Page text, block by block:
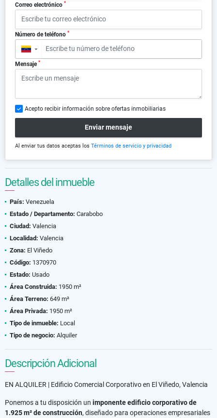
Correo electrónico *
Número de teléfono *
▼
Mensaje *
Acepto recibir información sobre ofertas inmobiliarias
Enviar mensaje
Al enviar tus datos aceptas los Términos de servicio y privacidad
Detalles del inmueble
País: Venezuela
Estado / Departamento: Carabobo
Ciudad: Valencia
Localidad: Valencia
Zona: El Viñedo
Código: 1370970
Estado: Usado
Área Construida: 1950 m²
Área Terreno: 649 m²
Área Privada: 1950 m²
Tipo de inmueble: Local
Tipo de negocio: Alquiler
Descripción Adicional
EN ALQUILER | Edificio Comercial Corporativo en El Viñedo, Valencia
Ponemos a tu disposición un imponente edificio corporativo de
1.925 m² de construcción, diseñado para operaciones empresariales